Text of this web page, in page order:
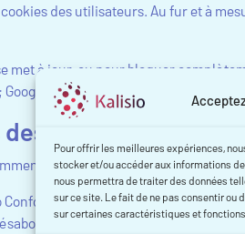
Pour offrir les meilleures expériences,
stocker et/ou accéder aux informations
nous permettra de traiter des données
sur ce site. Le fait de ne pas consentir ou
sur certaines caractéristiques et
des utilisateurs. Au fur et à
à jour, ou pour bloquer
Chrome ; Mozilla Firefox ; ou
Sites Web
:
aux obligations
de ces communications